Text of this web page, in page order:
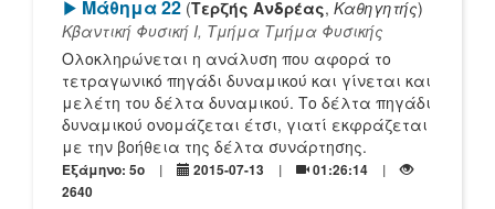
[Play]
Μάθημα 22 (Τερζής Ανδρέας, Καθηγητής)
Κβαντική Φυσική Ι, Τμήμα Τμήμα Φυσικής
Ολοκληρώνεται η ανάλυση που αφορά το
τετραγωνικό πηγάδι δυναμικού και γίνεται και
μελέτη του δέλτα δυναμικού. Το δέλτα πηγάδι
δυναμικού ονομάζεται έτσι, γιατί εκφράζεται
με την βοήθεια της δέλτα συνάρτησης.
Εξάμηνο: 5o 2015-07-13
01:26:14
2640